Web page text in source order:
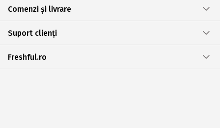
Comenzi și livrare
Suport clienți
Freshful.ro